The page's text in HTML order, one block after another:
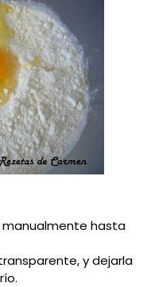
manualmente hasta
y dejarla